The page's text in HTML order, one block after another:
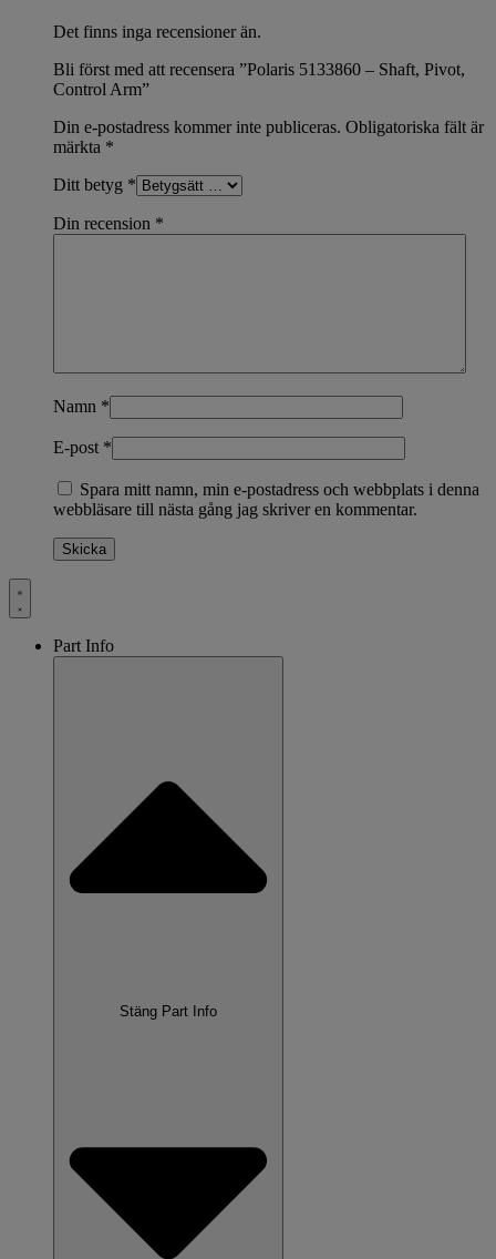
Det finns inga recensioner än.
Bli först med att recensera ”Polaris 5133860 – Shaft, Pivot,
Control Arm”
Din e-postadress kommer inte publiceras. Obligatoriska fält är
märkta *
Ditt betyg *
Din recension *
Namn *
E-post *
Spara mitt namn, min e-postadress och webbplats i denna
webbläsare till nästa gång jag skriver en kommentar.
Part Info
Stäng Part Info